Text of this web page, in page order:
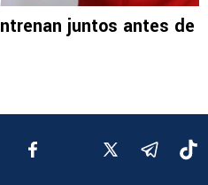
juntos antes de